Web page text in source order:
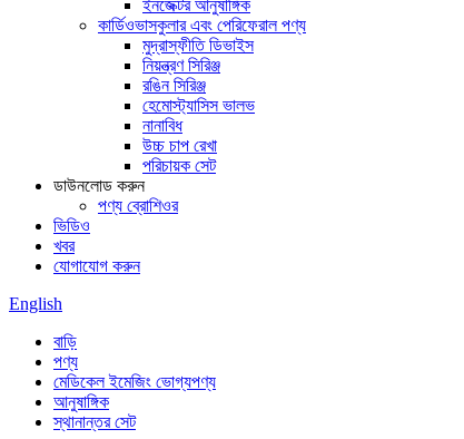
ইনজেক্টর আনুষাঙ্গিক
কার্ডিওভাসকুলার এবং পেরিফেরাল পণ্য
মুদ্রাস্ফীতি ডিভাইস
নিয়ন্ত্রণ সিরিঞ্জ
রঙিন সিরিঞ্জ
হেমোস্ট্যাসিস ভালভ
নানাবিধ
উচ্চ চাপ রেখা
পরিচায়ক সেট
ডাউনলোড করুন
পণ্য ব্রোশিওর
ভিডিও
খবর
যোগাযোগ করুন
English
বাড়ি
পণ্য
মেডিকেল ইমেজিং ভোগ্যপণ্য
আনুষাঙ্গিক
স্থানান্তর সেট